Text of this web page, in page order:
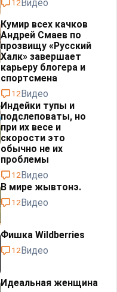
12Видео
Кумир всех качков
Андрей Смаев по
прозвищу «Русский
Халк» завершает
карьеру блогера и
спортсмена
12Видео
Индейки тупы и
подслеповаты, но
при их весе и
скорости это
обычно не их
проблемы⁠⁠
12Видео
В мире жывтонэ.
12Видео
Фишка Wildberries
12Видео
Идеальная женщина⁠⁠